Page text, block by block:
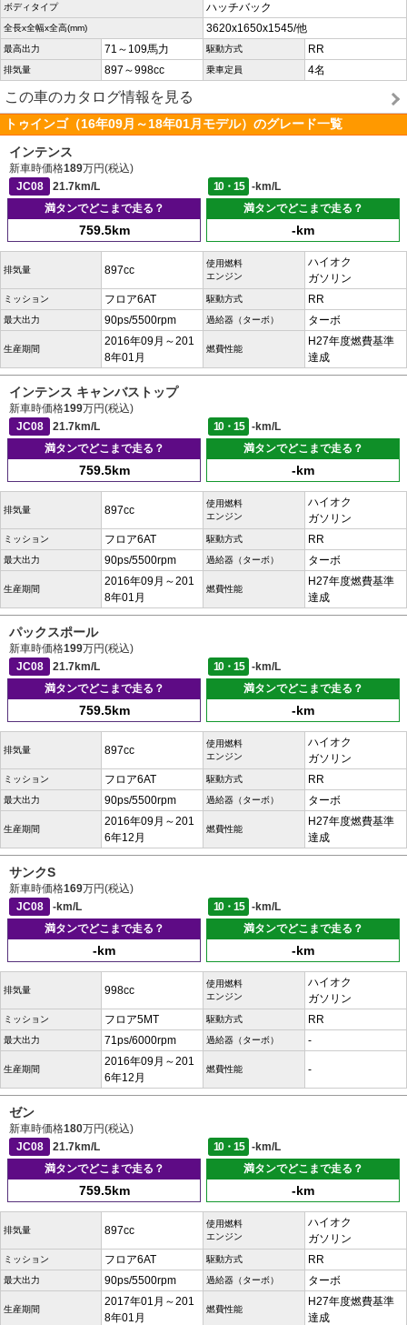
ボディタイプ ハッチバック
全長x全幅x全高(mm) 3620x1650x1545/他
最高出力 71～109馬力 駆動方式 RR
排気量 897～998cc 乗車定員 4名
この車のカタログ情報を見る
トゥインゴ（16年09月～18年01月モデル）のグレード一覧
インテンス
新車時価格189万円(税込)
JC08
21.7km/L 10・15
-km/L
満タンでどこまで走る？
759.5km
満タンでどこまで走る？
-km
排気量 897cc
使用燃料
エンジン
ハイオク
ガソリン
ミッション フロア6AT 駆動方式 RR
最大出力 90ps/5500rpm 過給器（ターボ） ターボ
生産期間
2016年09月～201
8年01月
燃費性能
H27年度燃費基準
達成
インテンス キャンバストップ
新車時価格199万円(税込)
JC08
21.7km/L 10・15
-km/L
満タンでどこまで走る？
759.5km
満タンでどこまで走る？
-km
排気量 897cc
使用燃料
エンジン
ハイオク
ガソリン
ミッション フロア6AT 駆動方式 RR
最大出力 90ps/5500rpm 過給器（ターボ） ターボ
生産期間
2016年09月～201
8年01月
燃費性能
H27年度燃費基準
達成
パックスポール
新車時価格199万円(税込)
JC08
21.7km/L 10・15
-km/L
満タンでどこまで走る？
759.5km
満タンでどこまで走る？
-km
排気量 897cc
使用燃料
エンジン
ハイオク
ガソリン
ミッション フロア6AT 駆動方式 RR
最大出力 90ps/5500rpm 過給器（ターボ） ターボ
生産期間
2016年09月～201
6年12月
燃費性能
H27年度燃費基準
達成
サンクS
新車時価格169万円(税込)
JC08
-km/L 10・15
-km/L
満タンでどこまで走る？
-km
満タンでどこまで走る？
-km
排気量 998cc
使用燃料
エンジン
ハイオク
ガソリン
ミッション フロア5MT 駆動方式 RR
最大出力 71ps/6000rpm 過給器（ターボ） -
生産期間
2016年09月～201
6年12月
燃費性能 -
ゼン
新車時価格180万円(税込)
JC08
21.7km/L 10・15
-km/L
満タンでどこまで走る？
759.5km
満タンでどこまで走る？
-km
排気量 897cc
使用燃料
エンジン
ハイオク
ガソリン
ミッション フロア6AT 駆動方式 RR
最大出力 90ps/5500rpm 過給器（ターボ） ターボ
生産期間
2017年01月～201
8年01月
燃費性能
H27年度燃費基準
達成